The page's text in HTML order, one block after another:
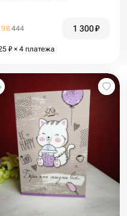
444 1 300₽
₽ × 4 платежа